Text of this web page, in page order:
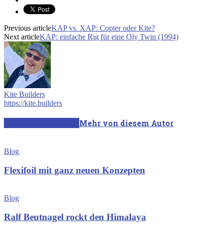
Previous articleKAP vs. XAP: Copter oder Kite?
Next articleKAP: einfache Rig für eine Oly Twin (1994)
Kite Builders
https://kite.builders
Mehr von diesem Autor
Blog
Flexifoil mit ganz neuen Konzepten
Blog
Ralf Beutnagel rockt den Himalaya